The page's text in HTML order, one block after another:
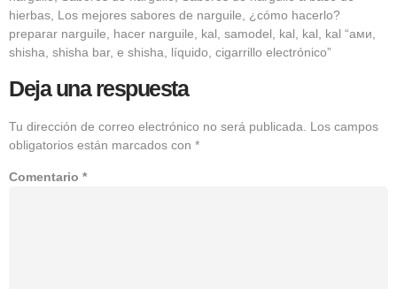
hierbas, Los mejores sabores de narguile, ¿cómo hacerlo?
preparar narguile, hacer narguile, kal, samodel, kal, kal, kal “ами,
shisha, shisha bar, e shisha, líquido, cigarrillo electrónico”
Deja una respuesta
Tu dirección de correo electrónico no será publicada.
Los campos
obligatorios están marcados con *
Comentario *